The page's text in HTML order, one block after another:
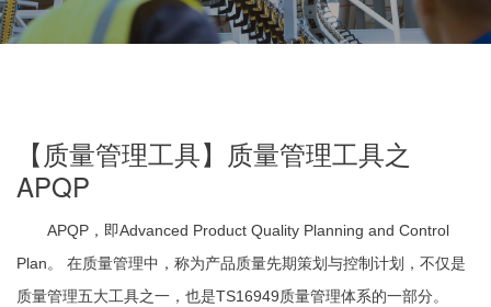
【质量管理工具】质量管理工具之
APQP
APQP，即Advanced Product Quality Planning and Control
Plan。 在质量管理中，称为产品质量先期策划与控制计划，不仅是
质量管理五大工具之一，也是TS16949质量管理体系的一部分。